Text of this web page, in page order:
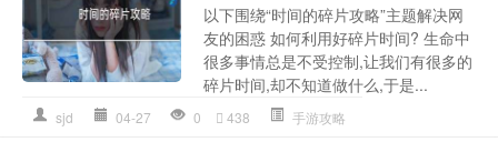
以下围绕“时间的碎片攻略”主题解决网
友的困惑 如何利用好碎片时间? 生命中
很多事情总是不受控制,让我们有很多的
碎片时间,却不知道做什么,于是...
sjd 04-27 0 438 手游攻略